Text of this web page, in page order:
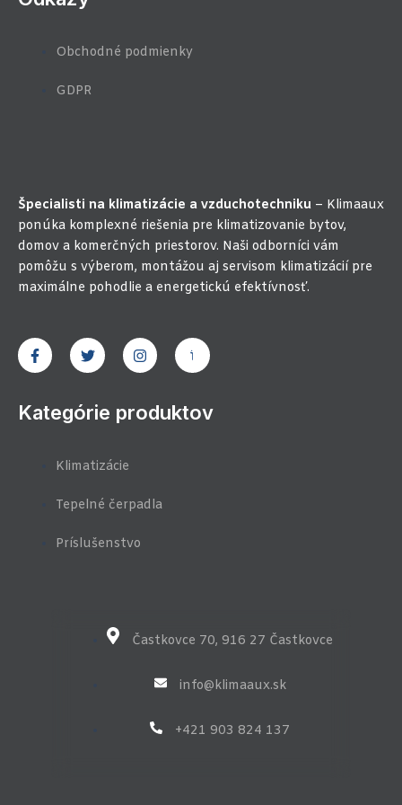
Obchodné podmienky
GDPR
Špecialisti na klimatizácie a vzduchotechniku – Klimaaux
ponúka komplexné riešenia pre klimatizovanie bytov,
domov a komerčných priestorov. Naši odborníci vám
pomôžu s výberom, montážou aj servisom klimatizácií pre
maximálne pohodlie a energetickú efektívnosť.
F
a
c
o
T
w
i
e
I
n
s
g
J
k
i
o
Kategórie produktov
Klimatizácie
Tepelné čerpadla
Príslušenstvo
Častkovce 70, 916 27 Častkovce
info@klimaaux.sk
+421 903 824 137